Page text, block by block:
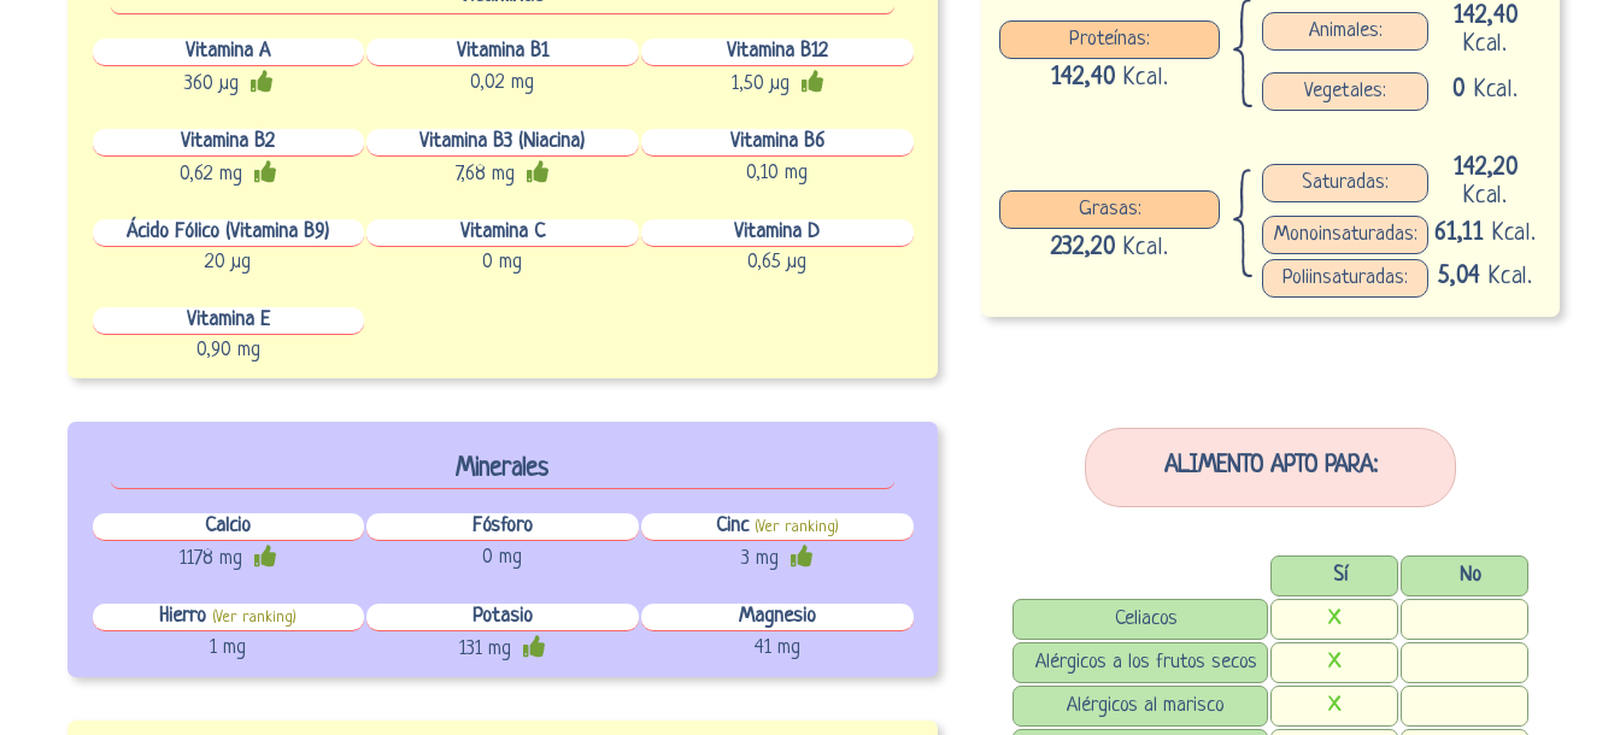
Vitamina A Vitamina B1
Vitamina B12
360 µg
0,02 mg 1,50 µg
Vitamina B2 Vitamina B3 (Niacina)
Vitamina B6
0,62 mg
7,68 mg 0,10 mg
Ácido Fólico (Vitamina B9) Vitamina C
Vitamina D
20 µg
0 mg 0,65 µg
Vitamina E
0,90 mg
Minerales
Calcio Fósforo Cinc (Ver ranking)
1178 mg 0 mg 3 mg
Hierro (Ver ranking) Potasio
Magnesio
1 mg
131 mg 41 mg
Proteínas:
142,40 Kcal.
Animales:
142,40
Kcal.
Vegetales: 0 Kcal.
Grasas:
232,20 Kcal.
Saturadas:
142,20
Kcal.
Monoinsaturadas: 61,11 Kcal.
Poliinsaturadas: 5,04 Kcal.
ALIMENTO APTO PARA:
Sí
No
Celiacos
X
Alérgicos a los frutos secos
X
Alérgicos al marisco
X